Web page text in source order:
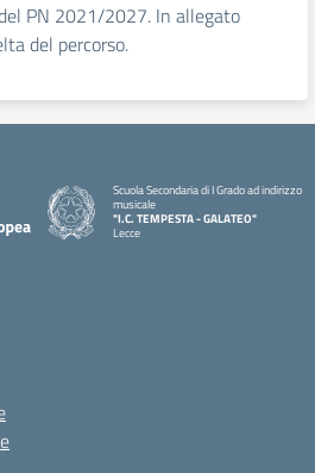
PN 2021/2027. In allegato
del percorso.
Scuola Secondaria di I Grado ad indirizzo
musicale
"I.C. TEMPESTA - GALATEO"
Lecce